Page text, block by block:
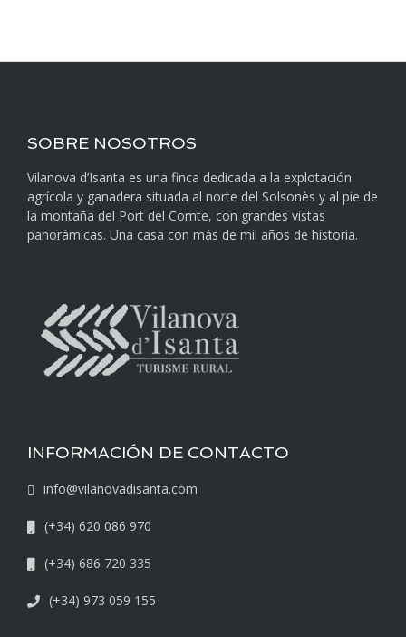
SOBRE NOSOTROS
Vilanova d’Isanta es una finca dedicada a la explotación
agrícola y ganadera situada al norte del Solsonès y al pie de
la montaña del Port del Comte, con grandes vistas
panorámicas. Una casa con más de mil años de historia.
INFORMACIÓN DE CONTACTO
info@vilanovadisanta.com
(+34) 620 086 970
(+34) 686 720 335
(+34) 973 059 155